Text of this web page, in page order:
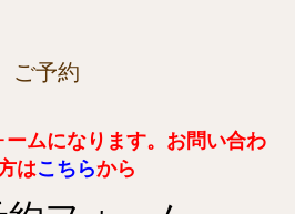
ご予約
ームになります。お問い合わ
はこちらから